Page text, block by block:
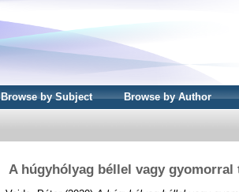
Browse by Subject Browse by Author
A húgyhólyag béllel vagy